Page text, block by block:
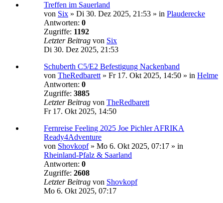
Treffen im Sauerland
von Six » Di 30. Dez 2025, 21:53 » in Plauderecke
Antworten: 0
Zugriffe: 1192
Letzter Beitrag von Six
Di 30. Dez 2025, 21:53
Schuberth C5/E2 Befestigung Nackenband
von TheRedbarett » Fr 17. Okt 2025, 14:50 » in Helme
Antworten: 0
Zugriffe: 3885
Letzter Beitrag von TheRedbarett
Fr 17. Okt 2025, 14:50
Fernreise Feeling 2025 Joe Pichler AFRIKA
Ready4Adventure
von Shovkopf» Mo 6. Okt 2025, 07:17 » in
Rheinland-Pfalz & Saarland
Antworten: 0
Zugriffe: 2608
Letzter Beitrag von Shovkopf
Mo 6. Okt 2025, 07:17